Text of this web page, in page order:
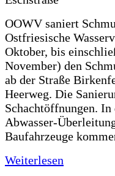
OOWV saniert
Ostfriesische
Oktober, bis
November) den
ab der Straße
Heerweg. Die
Schachtöffnungen.
Abwasser-
Baufahrzeuge
Weiterlesen